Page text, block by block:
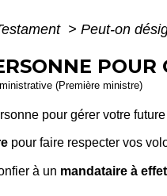
> Peut-on
POUR
(Première ministre)
pour gérer votre
pour faire respecter vos
à un mandataire à